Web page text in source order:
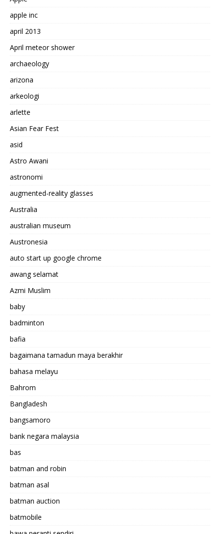
apple inc
april 2013
April meteor shower
archaeology
arizona
arkeologi
arlette
Asian Fear Fest
asid
Astro Awani
astronomi
augmented-reality glasses
Australia
australian museum
Austronesia
auto start up google chrome
awang selamat
Azmi Muslim
baby
badminton
bafia
bagaimana tamadun maya berakhir
bahasa melayu
Bahrom
Bangladesh
bangsamoro
bank negara malaysia
bas
batman and robin
batman asal
batman auction
batmobile